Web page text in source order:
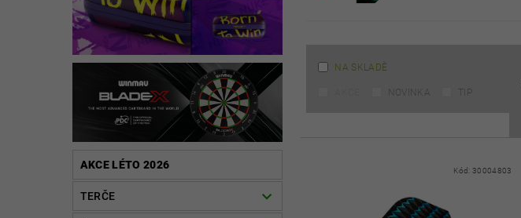
AKCE LÉTO 2026
TERČE
NA SKLADĚ
NOVINKA TIP
Kód: 30004803